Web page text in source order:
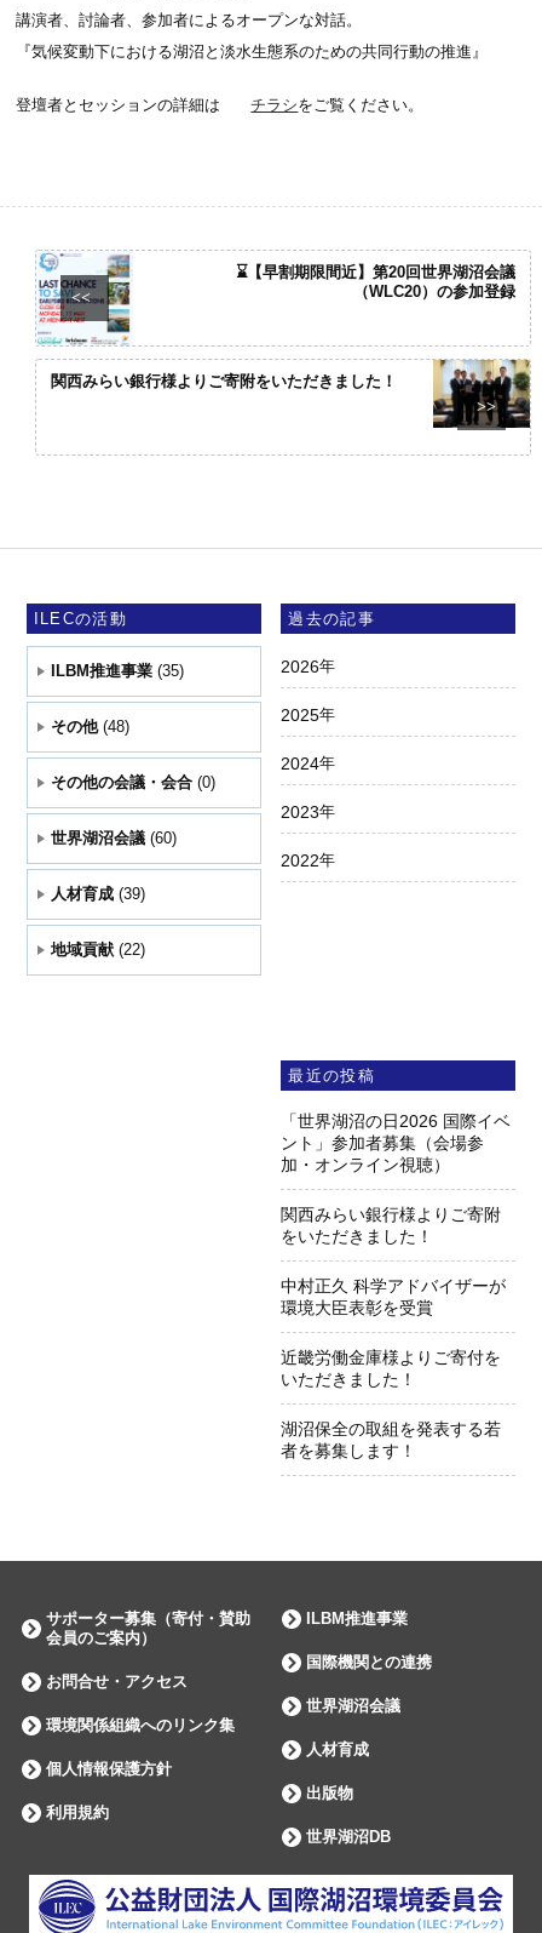
講演者、討論者、参加者によるオープンな対話。
『気候変動下における湖沼と淡水生態系のための共同行動の推進』
登壇者とセッションの詳細は チラシをご覧ください。
<<
⌛【早割期限間近】第20回世界湖沼会議
（WLC20）の参加登録
>>
関西みらい銀行様よりご寄附をいただきました！
ILECの活動
ILBM推進事業(35)
その他(48)
その他の会議・会合(0)
世界湖沼会議(60)
人材育成(39)
地域貢献(22)
過去の記事
2026年
2025年
2024年
2023年
2022年
最近の投稿
「世界湖沼の日2026 国際イベ
ント」参加者募集（会場参
加・オンライン視聴）
関西みらい銀行様よりご寄附
をいただきました！
中村正久 科学アドバイザーが
環境大臣表彰を受賞
近畿労働金庫様よりご寄付を
いただきました！
湖沼保全の取組を発表する若
者を募集します！
ILBM推進事業
国際機関との連携
世界湖沼会議
人材育成
出版物
世界湖沼DB
サポーター募集（寄付・賛助
会員のご案内）
お問合せ・アクセス
環境関係組織へのリンク集
個人情報保護方針
利用規約